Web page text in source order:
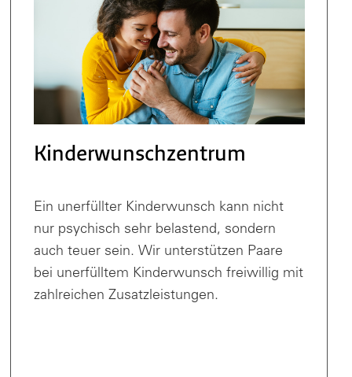
Kinderwunschzentrum
Ein unerfüllter Kinderwunsch kann nicht
nur psychisch sehr belastend, sondern
auch teuer sein. Wir unterstützen Paare
bei unerfülltem Kinderwunsch freiwillig mit
zahlreichen Zusatzleistungen.